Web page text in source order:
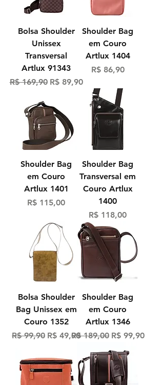
Bolsa Shoulder
Unissex
Transversal
Artlux 91343
Preço normal
R$ 169,90 Preço promocional
R$ 89,90
Shoulder Bag
em Couro
Artlux 1404
Preço
R$ 86,90
Shoulder Bag
em Couro
Artlux 1401
Preço
R$ 115,00
Shoulder Bag
Transversal em
Couro Artlux
1400
Preço
R$ 118,00
Bolsa Shoulder
Bag Unissex em
Couro 1352
Preço normal
R$ 99,90 Preço promocional
R$ 49,90
Shoulder Bag
em Couro
Artlux 1346
Preço normal
R$ 189,00 Preço
R$ 99,90